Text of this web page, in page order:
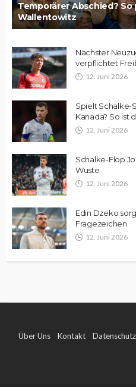
Temporärer Abschied?
Wallentowitz
Nächster
verpflichtet
12. Juni 2026
Spielt Schalke-
Kanada? So ist
12. Juni 2026
Schalke-Flop
Wüste
12. Juni 2026
Edin Dzeko
Fragezeichen
12. Juni 2026
Über Uns Kontakt Datenschutz